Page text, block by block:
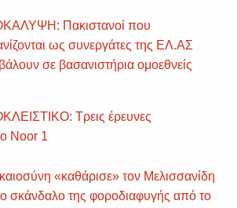
Πακιστανοί που
ως συνεργάτες της ΕΛ.ΑΣ
σε βασανιστήρια ομοεθνείς
Τρεις έρευνες
Noor 1
«καθάρισε» τον Μελισσανίδη
σκάνδαλο της φοροδιαφυγής από το